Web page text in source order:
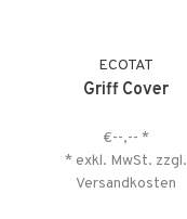
ECOTAT
Griff Cover
€--,-- *
* exkl. MwSt. zzgl.
Versandkosten